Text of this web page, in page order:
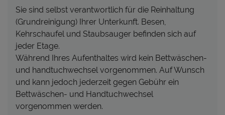
Sie sind selbst verantwortlich für die Reinhaltung
(Grundreinigung) Ihrer Unterkunft. Besen,
Kehrschaufel und Staubsauger befinden sich auf
jeder Etage.
Während Ihres Aufenthaltes wird kein Bettwäschen-
und handtuchwechsel vorgenommen. Auf Wunsch
und kann jedoch jederzeit gegen Gebühr ein
Bettwäschen- und Handtuchwechsel
vorgenommen werden.